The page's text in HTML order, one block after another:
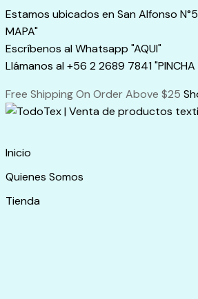
Skip
to
content
Estamos ubicados en San Alfonso
MAPA"
Escríbenos al Whatsapp "AQUI"
Llámanos al +56 2 2689 7841 "PINCHA
Free Shipping On Order Above $25
Inicio
Quienes Somos
Tienda